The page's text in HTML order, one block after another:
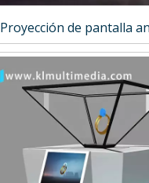
Proyección de pantalla